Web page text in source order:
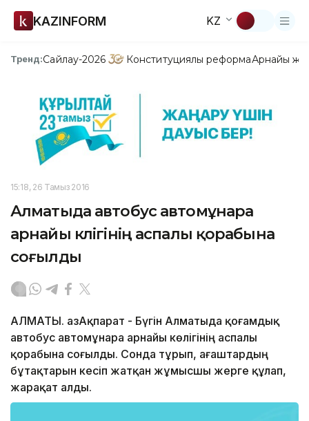
KAZINFORM KZ
Тренд:Сайлау-2026 Конституциялық реформаАрнайы
15:18, 26 Тамыз 2016
Алматыда автобус автомұнара
арнайы көлігінің аспалы қорабына
соғылды
АЛМАТЫ. ҚазАқпарат - Бүгін Алматыда қоғамдық
автобус автомұнара арнайы көлігінің аспалы
қорабына соғылды. Сонда тұрып, ағаштардың
бұтақтарын кесіп жатқан жұмысшы жерге құлап,
жарақат алды.